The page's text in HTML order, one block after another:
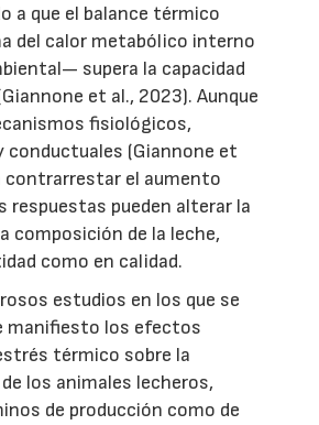
a que el balance térmico
del calor metabólico interno
supera la capacidad
et al., 2023). Aunque
fisiológicos,
conductuales (Giannone et
contrarrestar el aumento
respuestas pueden alterar la
composición de la leche,
como en calidad.
estudios en los que se
manifiesto los efectos
térmico sobre la
los animales lecheros,
de producción como de